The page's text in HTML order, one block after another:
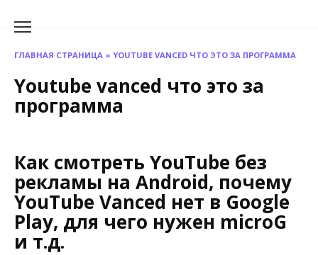
ГЛАВНАЯ СТРАНИЦА » YOUTUBE VANCED ЧТО ЭТО ЗА ПРОГРАММА
Youtube vanced что это за
программа
Как смотреть YouTube без
рекламы на Android, почему
YouTube Vanced нет в Google
Play, для чего нужен microG
и т.д. ⁠ ⁠